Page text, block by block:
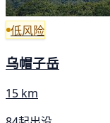
低风险
乌帽子岳
15 km